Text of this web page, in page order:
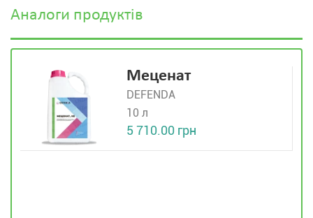
Аналоги продуктів
Меценат
DEFENDA
10 л
5 710.00 грн